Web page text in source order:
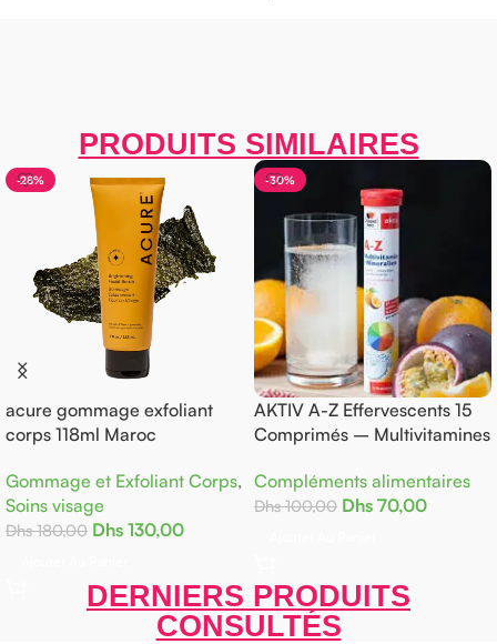
PRODUITS SIMILAIRES
-28%
acure gommage exfoliant
corps 118ml Maroc
Gommage et Exfoliant Corps,
Soins visage
Dhs180,00 Dhs 130,00
-30%
AKTIV A-Z Effervescents 15
Comprimés – Multivitamines
Compléments alimentaires
Dhs100,00 Dhs 70,00
DERNIERS PRODUITS
CONSULTÉS